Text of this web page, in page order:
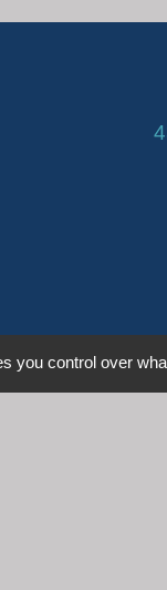
you control over